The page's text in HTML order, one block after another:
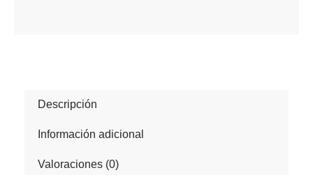
Descripción
Información adicional
Valoraciones (0)